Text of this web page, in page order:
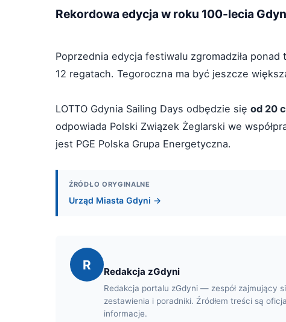
Rekordowa edycja w roku 100-lecia
Poprzednia edycja festiwalu zgromadziła
12 regatach. Tegoroczna ma być jeszcze
LOTTO Gdynia Sailing Days odbędzie się od 20
odpowiada Polski Związek Żeglarski we
jest PGE Polska Grupa Energetyczna.
ŹRÓDŁO ORYGINALNE
Urząd Miasta Gdyni →
R Redakcja zGdyni
Redakcja portalu zGdyni — zespół zajmujący
zestawienia i poradniki. Źródłem treści są
informacje.